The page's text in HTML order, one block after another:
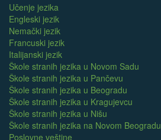
Učenje jezika
Engleski jezik
Nemački jezik
Francuski jezik
Italijanski jezik
Škole stranih jezika u Novom Sadu
Škole stranih jezika u Pančevu
Škole stranih jezika u Beogradu
Škole stranih jezika u Kragujevcu
Škole stranih jezika u Nišu
Škole stranih jezika na Novom Beogradu
Poslovne veštine